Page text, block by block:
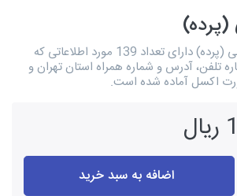
(پرده)
دایرکتوری تزئینات داخلی (پرده) دارای تعداد 139 مورد اطلاعاتی که
تلفن، آدرس و شماره همراه استان تهران و
اکسل آماده شده است.
اضافه به سبد خرید